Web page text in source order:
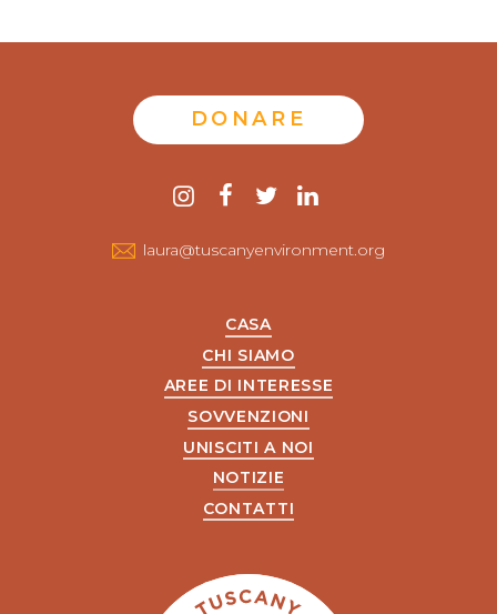
DONARE
instagram
Facebook
twitter
laura@tuscanyenvironment.org
CASA
CHI SIAMO
AREE DI INTERESSE
SOVVENZIONI
UNISCITI A NOI
NOTIZIE
CONTATTI